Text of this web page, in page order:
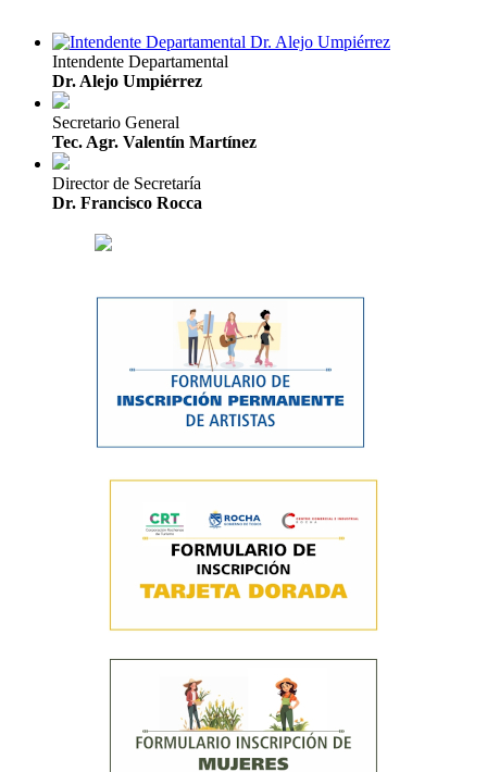
Intendente Departamental
Dr. Alejo Umpiérrez
Secretario General
Tec. Agr. Valentín Martínez
Director de Secretaría
Dr. Francisco Rocca